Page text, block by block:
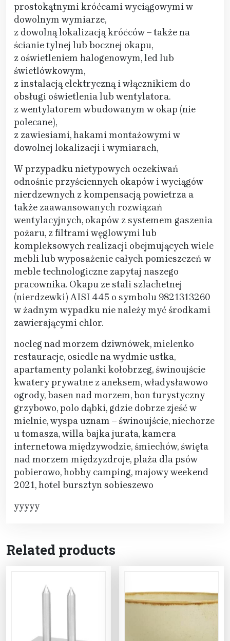
prostokątnymi króćcami wyciągowymi w
dowolnym wymiarze,
z dowolną lokalizacją króćców – także na
ścianie tylnej lub bocznej okapu,
z oświetleniem halogenowym, led lub
świetlówkowym,
z instalacją elektryczną i włącznikiem do
obsługi oświetlenia lub wentylatora.
z wentylatorem wbudowanym w okap (nie
polecane),
z zawiesiami, hakami montażowymi w
dowolnej lokalizacji i wymiarach,
W przypadku nietypowych oczekiwań
odnośnie przyściennych okapów i wyciągów
nierdzewnych z kompensacją powietrza a
także zaawansowanych rozwiązań
wentylacyjnych, okapów z systemem gaszenia
pożaru, z filtrami węglowymi lub
kompleksowych realizacji obejmujących wiele
mebli lub wyposażenie całych pomieszczeń w
meble technologiczne zapytaj naszego
pracownika. Okapu ze stali szlachetnej
(nierdzewki) AISI 445 o symbolu 9821313260
w żadnym wypadku nie należy myć środkami
zawierającymi chlor.
nocleg nad morzem dziwnówek, mielenko
restauracje, osiedle na wydmie ustka,
apartamenty polanki kołobrzeg, świnoujście
kwatery prywatne z aneksem, władysławowo
ogrody, basen nad morzem, bon turystyczny
grzybowo, polo dąbki, gdzie dobrze zjeść w
mielnie, wyspa uznam – świnoujście, niechorze
u tomasza, willa bajka jurata, kamera
internetowa międzywodzie, śmiechów, święta
nad morzem międzyzdroje, plaża dla psów
pobierowo, hobby camping, majowy weekend
2021, hotel bursztyn sobieszewo
yyyyy
Related products